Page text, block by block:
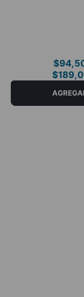
$94,
$189,
COMPRAR